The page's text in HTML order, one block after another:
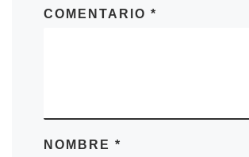
COMENTARIO *
NOMBRE *